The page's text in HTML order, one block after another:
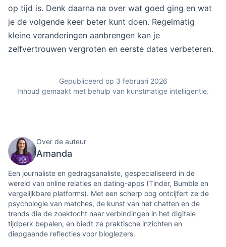
op tijd is. Denk daarna na over wat goed ging en wat
je de volgende keer beter kunt doen. Regelmatig
kleine veranderingen aanbrengen kan je
zelfvertrouwen vergroten en eerste dates verbeteren.
Gepubliceerd op 3 februari 2026
Inhoud gemaakt met behulp van kunstmatige intelligentie.
Over de auteur
Amanda
Een journaliste en gedragsanaliste, gespecialiseerd in de
wereld van online relaties en dating-apps (Tinder, Bumble en
vergelijkbare platforms). Met een scherp oog ontcijfert ze de
psychologie van matches, de kunst van het chatten en de
trends die de zoektocht naar verbindingen in het digitale
tijdperk bepalen, en biedt ze praktische inzichten en
diepgaande reflecties voor bloglezers.